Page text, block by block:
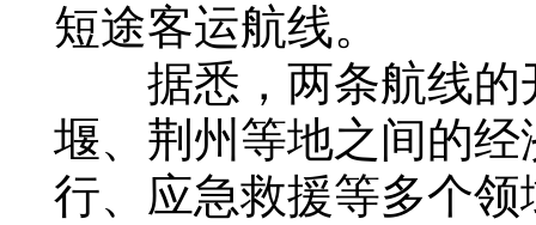
短途客运航线。
据悉，两条航线的
堰、荆州等地之间的
行、应急救援等多个